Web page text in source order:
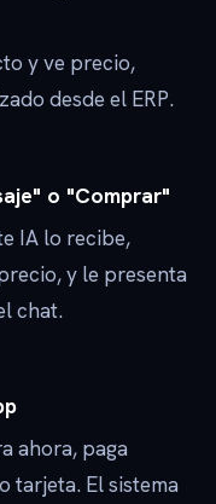
y ve precio,
desde el ERP.
o "Comprar"
IA lo recibe,
y le presenta
chat.
ahora, paga
tarjeta. El sistema